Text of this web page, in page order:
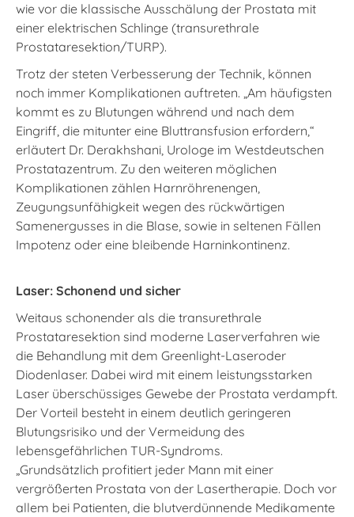
wie vor die klassische Ausschälung der Prostata mit
einer elektrischen Schlinge (transurethrale
Prostataresektion/TURP).
Trotz der steten Verbesserung der Technik, können
noch immer Komplikationen auftreten. „Am häufigsten
kommt es zu Blutungen während und nach dem
Eingriff, die mitunter eine Bluttransfusion erfordern,“
erläutert Dr. Derakhshani, Urologe im Westdeutschen
Prostatazentrum. Zu den weiteren möglichen
Komplikationen zählen Harnröhrenengen,
Zeugungsunfähigkeit wegen des rückwärtigen
Samenergusses in die Blase, sowie in seltenen Fällen
Impotenz oder eine bleibende Harninkontinenz.
Laser: Schonend und sicher
Weitaus schonender als die transurethrale
Prostataresektion sind moderne Laserverfahren wie
die Behandlung mit dem Greenlight-Laseroder
Diodenlaser. Dabei wird mit einem leistungsstarken
Laser überschüssiges Gewebe der Prostata verdampft.
Der Vorteil besteht in einem deutlich geringeren
Blutungsrisiko und der Vermeidung des
lebensgefährlichen TUR-Syndroms.
„Grundsätzlich profitiert jeder Mann mit einer
vergrößerten Prostata von der Lasertherapie. Doch vor
allem bei Patienten, die blutverdünnende Medikamente